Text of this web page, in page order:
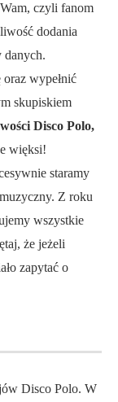
czyli fanom
dodania
danych.
wypełnić
skupiskiem
Disco Polo,
więksi!
staramy
Z roku
wszystkie
że jeżeli
zapytać o
Disco Polo. W